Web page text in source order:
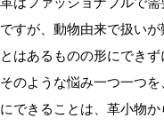
ですが、動物由来で扱い
とはあるものの形にできず
そのような悩み一つ一つ
にできることは、革小物